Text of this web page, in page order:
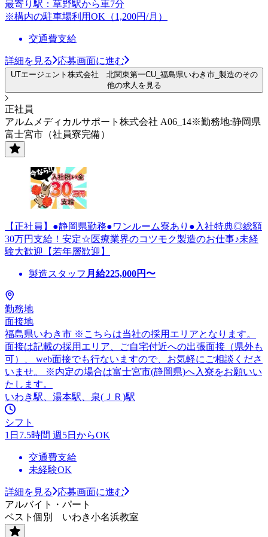
最寄り駅：草野駅から車7分
※構内の駐車場利用OK（1,200円/月）
交通費支給
詳細を見る 応募画面に進む
UTエージェント株式会社 北関東第一CU_福島県いわき市_製造のその
他の求人を見る
正社員
アルムメディカルサポート株式会社 A06_14※勤務地:静岡県
富士宮市（社員寮完備）
【正社員】●静岡県勤務●ワンルーム寮あり●入社特典◎総額
30万円支給！安定☆医療業界のコツモク製造のお仕事♪未経
験大歓迎【若年層歓迎】
製造スタッフ 月給225,000円〜
勤務地
面接地
福島県いわき市 ※こちらは当社の採用エリアとなります。
面接は記載の採用エリア、ご自宅付近への出張面接（県外も
可）、 web面接でも行ないますので、お気軽にご相談くださ
いませ。 ※内定の場合は富士宮市(静岡県)へ入寮をお願いい
たします。
いわき駅、湯本駅、泉(ＪＲ)駅
シフト
1日7.5時間 週5日からOK
交通費支給
未経験OK
詳細を見る
応募画面に進む
アルバイト・パート
ベスト個別 いわき小名浜教室